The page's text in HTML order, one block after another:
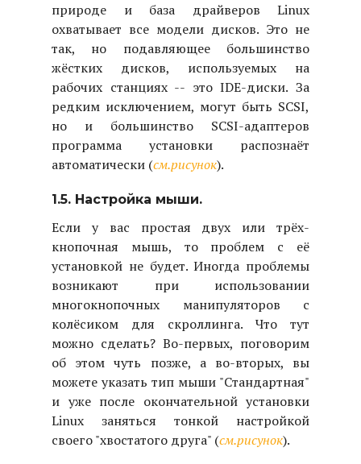
природе и база драйверов Linux
охватывает все модели дисков. Это не
так, но подавляющее большинство
жёстких дисков, используемых на
рабочих станциях -- это IDE-диски. За
редким исключением, могут быть SCSI,
но и большинство SCSI-адаптеров
программа установки распознаёт
автоматически (см.рисунок).
1.5. Настройка мыши.
Если у вас простая двух или трёх-
кнопочная мышь, то проблем с её
установкой не будет. Иногда проблемы
возникают при использовании
многокнопочных манипуляторов с
колёсиком для скроллинга. Что тут
можно сделать? Во-первых, поговорим
об этом чуть позже, а во-вторых, вы
можете указать тип мыши "Стандартная"
и уже после окончательной установки
Linux заняться тонкой настройкой
своего "хвостатого друга" (см.рисунок).